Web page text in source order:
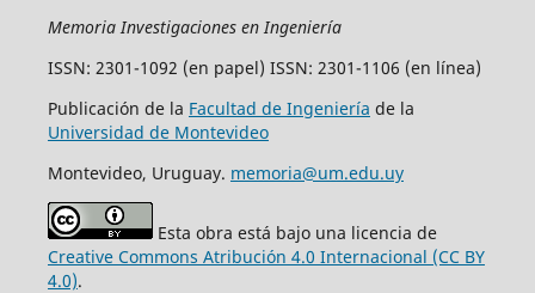
Memoria Investigaciones en Ingeniería
ISSN: 2301-1092 (en papel) ISSN: 2301-1106 (en línea)
Publicación de la Facultad de Ingeniería de la
Universidad de Montevideo
Montevideo, Uruguay. memoria@um.edu.uy
Esta obra está bajo una licencia de
Creative Commons Atribución 4.0 Internacional (CC BY
4.0).